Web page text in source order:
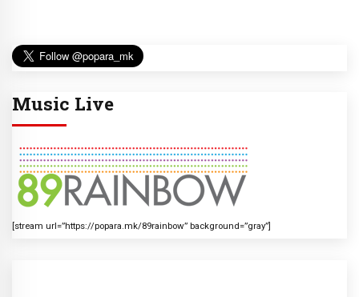
Music Live
[stream url=”https://popara.mk/89rainbow” background=”gray”]